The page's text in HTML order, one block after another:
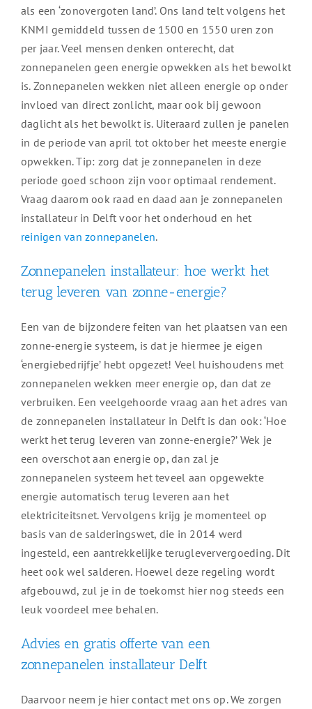
als een ‘zonovergoten land’. Ons land telt volgens het
KNMI gemiddeld tussen de 1500 en 1550 uren zon
per jaar. Veel mensen denken onterecht, dat
zonnepanelen geen energie opwekken als het bewolkt
is. Zonnepanelen wekken niet alleen energie op onder
invloed van direct zonlicht, maar ook bij gewoon
daglicht als het bewolkt is. Uiteraard zullen je panelen
in de periode van april tot oktober het meeste energie
opwekken. Tip: zorg dat je zonnepanelen in deze
periode goed schoon zijn voor optimaal rendement.
Vraag daarom ook raad en daad aan je zonnepanelen
installateur in Delft voor het onderhoud en het
reinigen van zonnepanelen.
Zonnepanelen installateur: hoe werkt het
terug leveren van zonne-energie?
Een van de bijzondere feiten van het plaatsen van een
zonne-energie systeem, is dat je hiermee je eigen
‘energiebedrijfje’ hebt opgezet! Veel huishoudens met
zonnepanelen wekken meer energie op, dan dat ze
verbruiken. Een veelgehoorde vraag aan het adres van
de zonnepanelen installateur in Delft is dan ook: ‘Hoe
werkt het terug leveren van zonne-energie?’ Wek je
een overschot aan energie op, dan zal je
zonnepanelen systeem het teveel aan opgewekte
energie automatisch terug leveren aan het
elektriciteitsnet. Vervolgens krijg je momenteel op
basis van de salderingswet, die in 2014 werd
ingesteld, een aantrekkelijke terugleververgoeding. Dit
heet ook wel salderen. Hoewel deze regeling wordt
afgebouwd, zul je in de toekomst hier nog steeds een
leuk voordeel mee behalen.
Advies en gratis offerte van een
zonnepanelen installateur Delft
Daarvoor neem je hier contact met ons op. We zorgen